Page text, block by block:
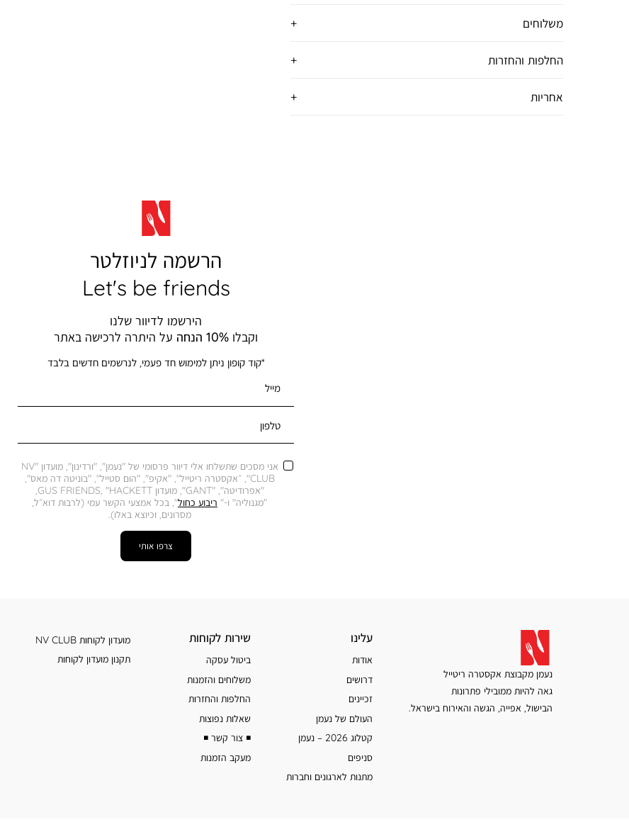
משלוחים
החלפות והחזרות
אחריות
הרשמה לניוזלטר
Let's be friends
הירשמו לדיוור שלנו
וקבלו 10% הנחה על היתרה לרכישה באתר
*קוד קופון ניתן למימוש חד פעמי, לנרשמים חדשים בלבד
מייל
טלפון
אני מסכים שתשלחו אלי דיוור פרסומי של "נעמן", "ורדינון", מועדון "NV
CLUB", ״אקסטרה ריטייל", "אקיפ", "הום סטייל", "בוניטה דה מאס",
"מגנוליה" ו-" ריבוע כחול", בכל אמצעי הקשר עמי (לרבות דוא״ל,
מסרונים, וכיוצא באלו).
צרפו אותי
נעמן מקבוצת אקסטרה ריטייל
גאה להיות ממובילי פתרונות
הבישול, אפייה, הגשה והאירוח בישראל.
עלינו
עלינו
אודות
דרושים
זכיינים
העולם של נעמן
קטלוג 2026 – נעמן
סניפים
מתנות לארגונים וחברות
שירות
שירות לקוחות
ביטול עסקה
משלוחים והזמנות
החלפות והחזרות
שאלות נפוצות
◾️ צור קשר ◾️
מעקב הזמנות
מידע
נוסף
מועדון לקוחות NV CLUB
תקנון מועדון לקוחות